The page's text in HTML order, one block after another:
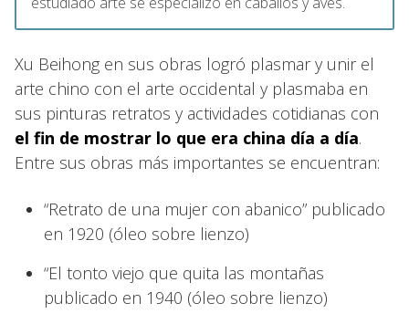
Xu Beihong en sus obras logró plasmar y unir el
arte chino con el arte occidental y plasmaba en
sus pinturas retratos y actividades cotidianas con
el fin de mostrar lo que era china día a día.
Entre sus obras más importantes se encuentran:
“Retrato de una mujer con abanico” publicado
en 1920 (óleo sobre lienzo)
“El tonto viejo que quita las montañas
publicado en 1940 (óleo sobre lienzo)